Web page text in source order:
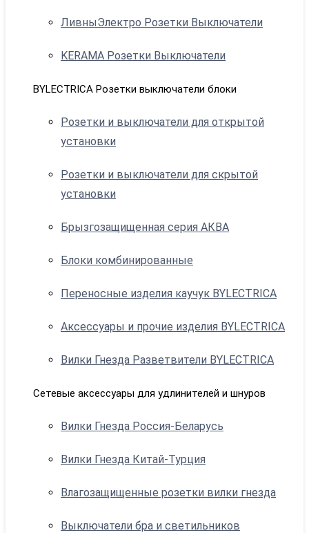
ЛивныЭлектро Розетки Выключатели
KERAMA Розетки Выключатели
BYLECTRICA Розетки выключатели блоки
Розетки и выключатели для открытой
установки
Розетки и выключатели для скрытой
установки
Брызгозащищенная серия АКВА
Блоки комбинированные
Переносные изделия каучук BYLECTRICA
Аксессуары и прочие изделия BYLECTRICA
Вилки Гнезда Разветвители BYLECTRICA
Сетевые аксессуары для удлинителей и шнуров
Вилки Гнезда Россия-Беларусь
Вилки Гнезда Китай-Турция
Влагозащищенные розетки вилки гнезда
Выключатели бра и светильников